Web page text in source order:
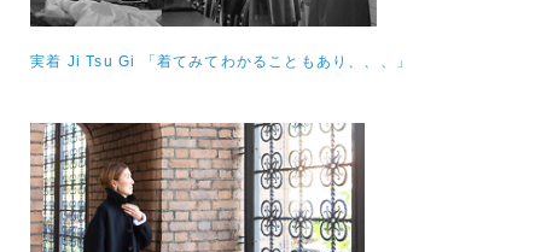
実着 Ji Tsu Gi 「着てみてわかることもあり、、、」